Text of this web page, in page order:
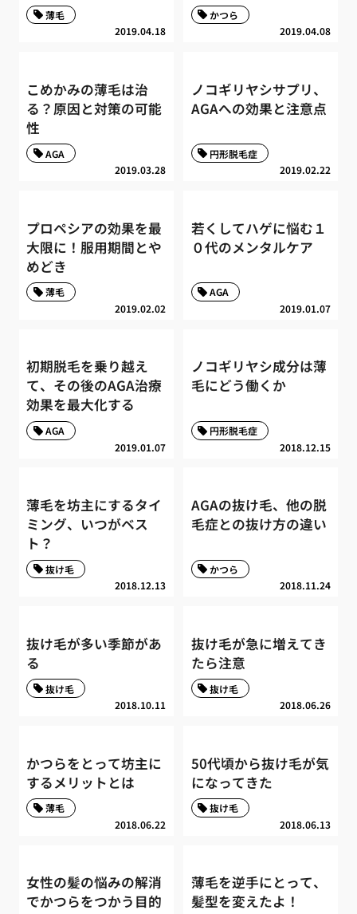
2019.04.18
薄毛
2019.04.08
かつら
こめかみの薄毛は治
る？原因と対策の可能
性
2019.03.28
AGA
ノコギリヤシサプリ、
AGAへの効果と注意点
2019.02.22
円形脱毛症
プロペシアの効果を最
大限に！服用期間とや
めどき
2019.02.02
薄毛
若くしてハゲに悩む１
０代のメンタルケア
2019.01.07
AGA
初期脱毛を乗り越え
て、その後のAGA治療
効果を最大化する
2019.01.07
AGA
ノコギリヤシ成分は薄
毛にどう働くか
2018.12.15
円形脱毛症
薄毛を坊主にするタイ
ミング、いつがベス
ト？
2018.12.13
抜け毛
AGAの抜け毛、他の脱
毛症との抜け方の違い
2018.11.24
かつら
抜け毛が多い季節があ
る
2018.10.11
抜け毛
抜け毛が急に増えてき
たら注意
2018.06.26
抜け毛
かつらをとって坊主に
するメリットとは
2018.06.22
薄毛
50代頃から抜け毛が気
になってきた
2018.06.13
抜け毛
女性の髪の悩みの解消
でかつらをつかう目的
薄毛を逆手にとって、
髪型を変えたよ！